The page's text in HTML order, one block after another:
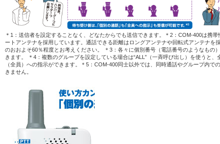
＊1：送信者を設定することなく、どなたからでも送信できます。＊2：COM-400は携帯
ートアンテナを採用しています。通話できる距離はロングアンテナや回転式アンテナを
のおおよそ60％程度とお考えください。 ＊3：各々に個別番号（電話番号のようなもの
きます。 ＊4：複数のグループを設定している場合は“ALL”（一斉呼び出し）を使うと、
（全員）への指示ができます。＊5：COM-400同士以外では、同時通話やグループ内で
きません。